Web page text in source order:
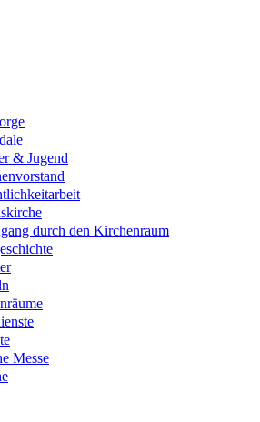
& Jugend
durch den Kirchenraum
Messe